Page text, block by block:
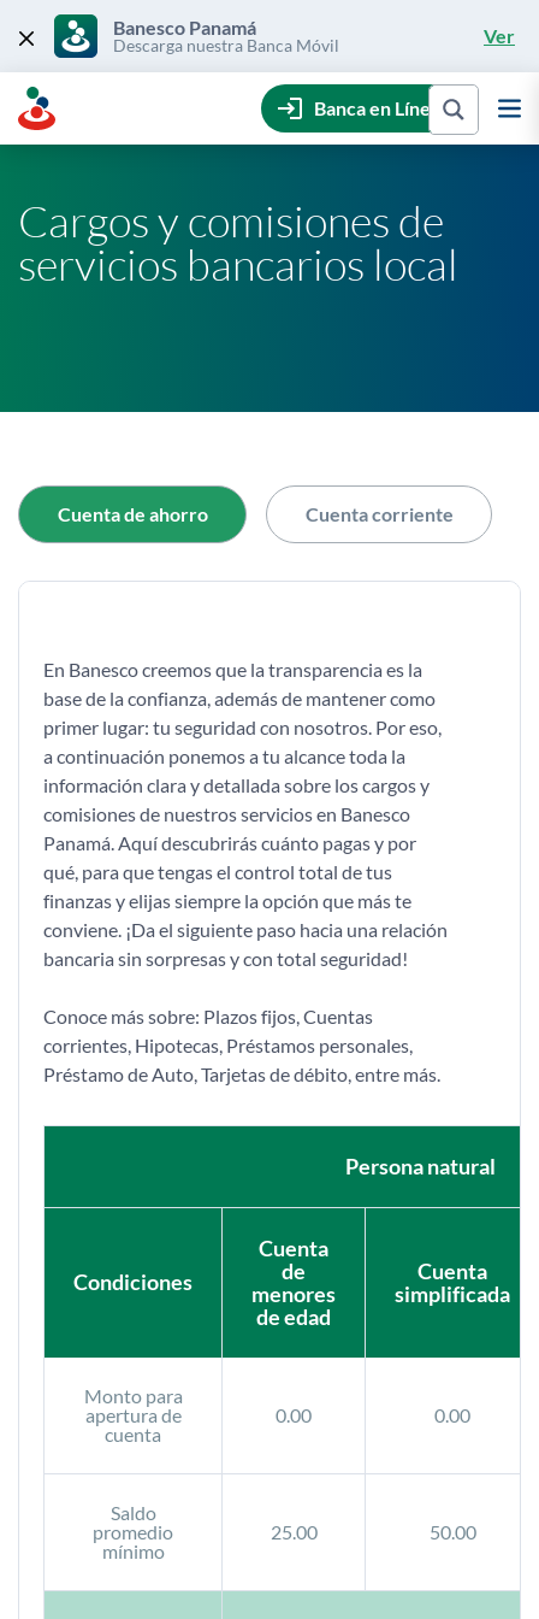
content
Banesco Panamá
Descarga nuestra Banca Móvil Ver
Banca en Línea
Cargos y comisiones de
servicios bancarios local
Cuenta de ahorro Cuenta corriente
En Banesco creemos que la transparencia es la
base de la confianza, además de mantener como
primer lugar: tu seguridad con nosotros. Por eso,
a continuación ponemos a tu alcance toda la
información clara y detallada sobre los cargos y
comisiones de nuestros servicios en Banesco
Panamá. Aquí descubrirás cuánto pagas y por
qué, para que tengas el control total de tus
finanzas y elijas siempre la opción que más te
conviene. ¡Da el siguiente paso hacia una relación
bancaria sin sorpresas y con total seguridad!
Conoce más sobre: Plazos fijos, Cuentas
corrientes, Hipotecas, Préstamos personales,
Préstamo de Auto, Tarjetas de débito, entre más.
Persona natural
Condiciones
Cuenta
de
menores
de edad
Cuenta
simplificada
Monto para
apertura de
cuenta
0.00 0.00
Saldo
promedio
mínimo
25.00 50.00